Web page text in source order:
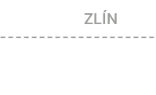
ZLÍN